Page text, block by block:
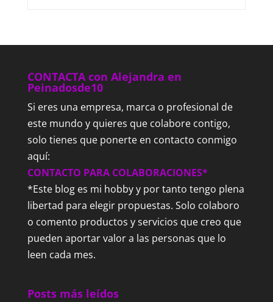
CONTACTA con Alejandra en
Peinadosde10
Si eres una empresa, marca o profesional de
este mundo y quieres que colabore contigo,
solo tienes que ponerte en contacto conmigo
aquí:
CONTACTO PARA COLABORACIONES*
*Este blog es mi hobby y por tanto tengo plena
libertad para elegir propuestas. Solo colaboro
o comento productos y servicios que creo que
pueden aportar valor a las personas que lo
leen cada mes.
Posts más leídos